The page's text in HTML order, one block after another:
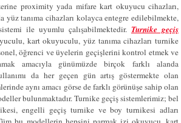
proximity yada mifare kart okuyucu cihazları,
yüz tanıma cihazları kolayca entegre edilebilmekte,
ile uyumlu çalışabilmektedir. Turnike geçiş
kart okuyuculu, yüz tanıma cihazları turnike
öğrenci ve üyelerin geçişlerini kontrol etmek ve
amacıyla günümüzde birçok farklı alanda
da her geçen gün artış göstermekte olan
aynı amacı görse de farklı görünüşe sahip olan
bulunmaktadır. Turnike geçiş sistemlerimiz; bel
engelli geçiş turnike ve boy turnikesi adları